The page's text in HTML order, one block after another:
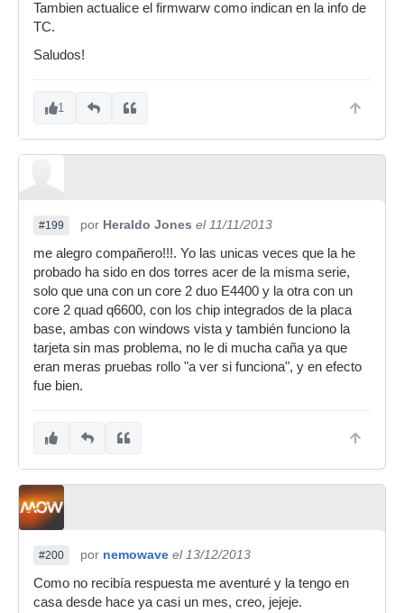
Tambien actualice el firmwarw como indican en la info de
TC.
Saludos!
1
#199 por Heraldo Jones el 11/11/2013
me alegro compañero!!!. Yo las unicas veces que la he
probado ha sido en dos torres acer de la misma serie,
solo que una con un core 2 duo E4400 y la otra con un
core 2 quad q6600, con los chip integrados de la placa
base, ambas con windows vista y también funciono la
tarjeta sin mas problema, no le di mucha caña ya que
eran meras pruebas rollo "a ver si funciona", y en efecto
fue bien.
#200 por nemowave el 13/12/2013
Como no recibía respuesta me aventuré y la tengo en
casa desde hace ya casi un mes, creo, jejeje.